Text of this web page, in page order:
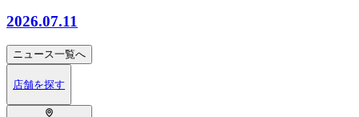
2026.07.11
ニュース一覧へ
店舗を探す